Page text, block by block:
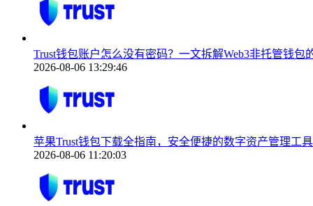
Trust钱包账户怎么没有密码？一文拆解Web3非托管钱包
2026-08-06 13:29:46
苹果Trust钱包下载全指南，安全便捷的数字资产管理工具
2026-08-06 11:20:03